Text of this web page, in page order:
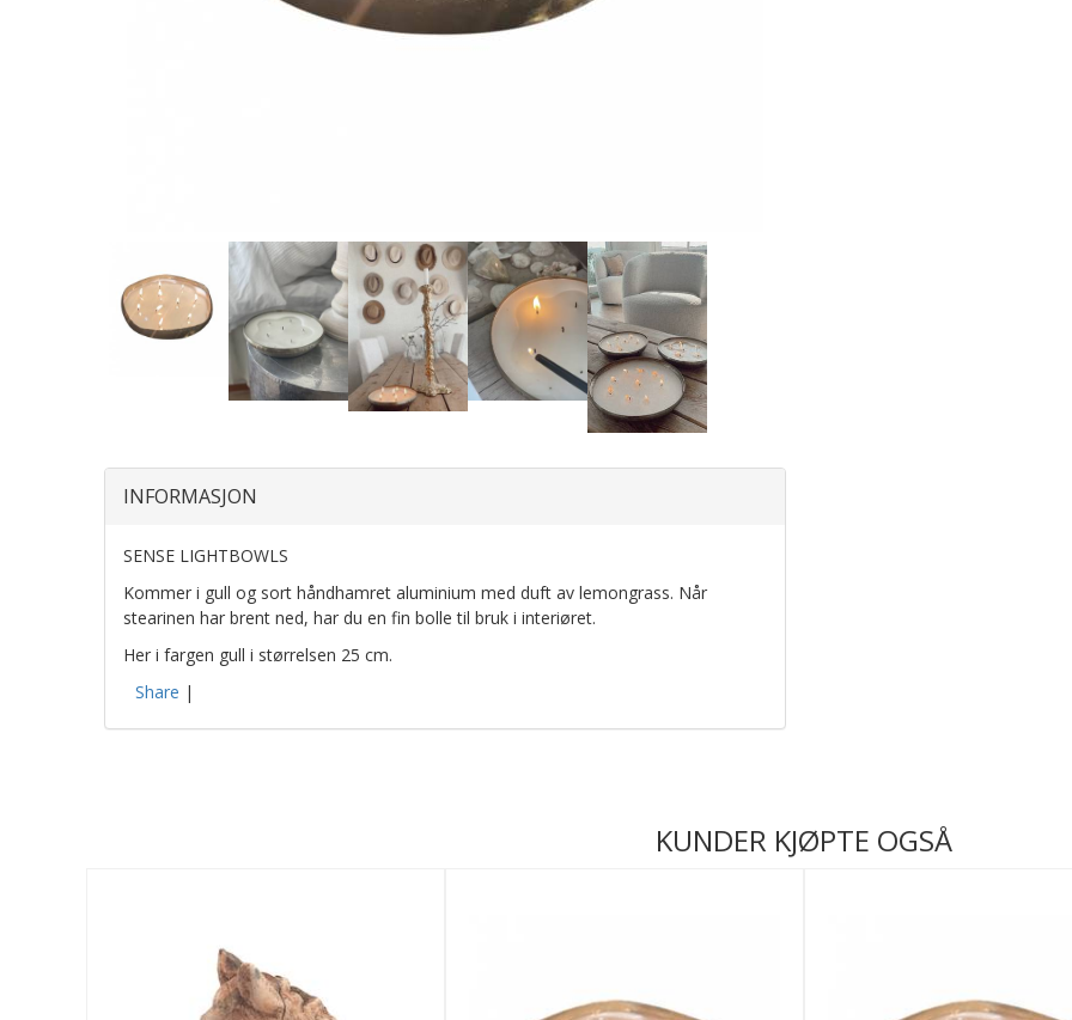
INFORMASJON
SENSE LIGHTBOWLS
Kommer i gull og sort håndhamret aluminium med duft av lemongrass. Når
stearinen har brent ned, har du en fin bolle til bruk i interiøret.
Her i fargen gull i størrelsen 25 cm.
Share |
KUNDER KJØPTE OGSÅ